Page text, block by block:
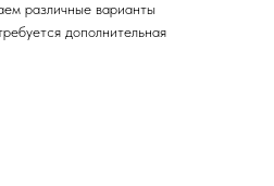
различные варианты
дополнительная